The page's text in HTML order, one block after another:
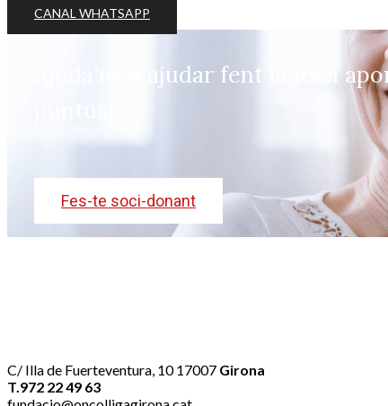
CANAL WHATSAPP
Ajuda'ns a ajudar fent la teva
Fes-te soci-donant
C/ Illa de Fuerteventura, 10 17007 Girona
T.972 22 49 63